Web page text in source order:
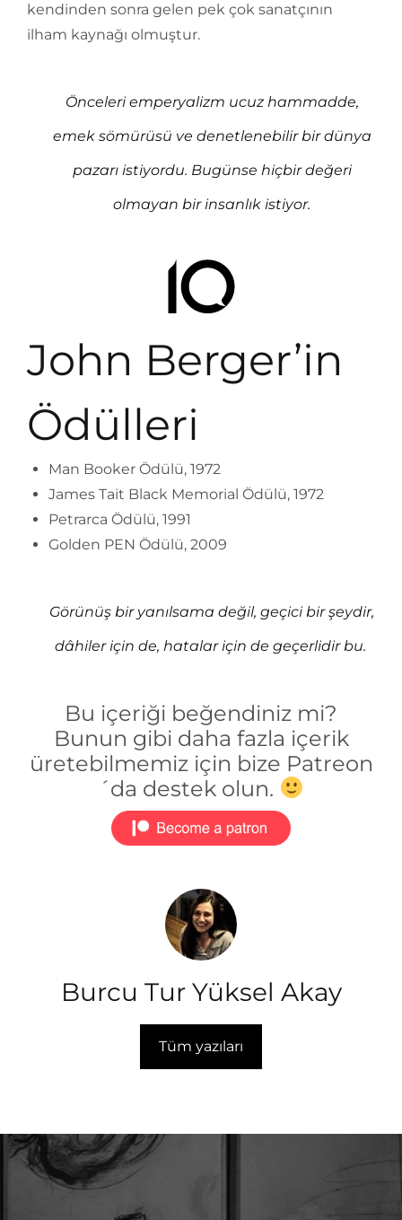
kendinden sonra gelen pek çok sanatçının
ilham kaynağı olmuştur.
Önceleri emperyalizm ucuz hammadde,
emek sömürüsü ve denetlenebilir bir dünya
pazarı istiyordu. Bugünse hiçbir değeri
olmayan bir insanlık istiyor.
John Berger’in
Ödülleri
Man Booker Ödülü, 1972
James Tait Black Memorial Ödülü, 1972
Petrarca Ödülü, 1991
Golden PEN Ödülü, 2009
Görünüş bir yanılsama değil, geçici bir şeydir,
dâhiler için de, hatalar için de geçerlidir bu.
Bu içeriği beğendiniz mi?
Bunun gibi daha fazla içerik
üretebilmemiz için bize Patreon
´da destek olun.
Burcu Tur Yüksel Akay
Tüm yazıları